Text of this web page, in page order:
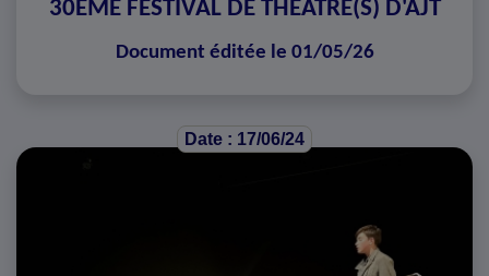
30ÈME FESTIVAL DE THÉÂTRE(S) D'AJT
Document éditée le 01/05/26
Date : 17/06/24